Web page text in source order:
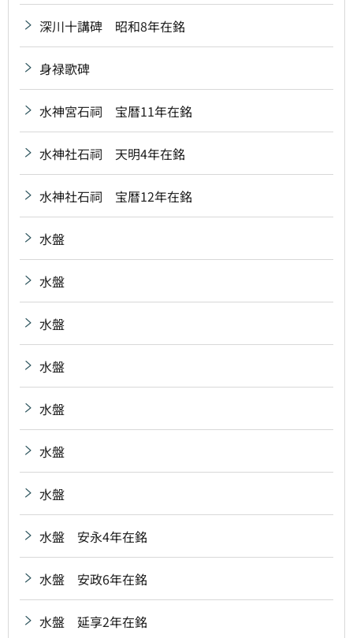
深川十講碑 昭和8年在銘
身禄歌碑
水神宮石祠 宝暦11年在銘
水神社石祠 天明4年在銘
水神社石祠 宝暦12年在銘
水盤
水盤
水盤
水盤
水盤
水盤
水盤
水盤 安永4年在銘
水盤 安政6年在銘
水盤 延享2年在銘